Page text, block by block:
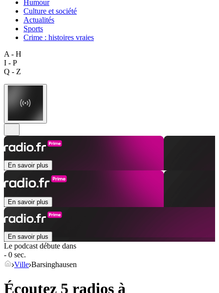
Humour
Culture et société
Actualités
Sports
Crime : histoires vraies
A - H
I - P
Q - Z
En savoir plus
En savoir plus
En savoir plus
Le podcast débute dans
- 0 sec.
Ville Barsinghausen
Écoutez 5 radios à